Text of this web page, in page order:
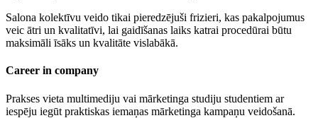
Salona kolektīvu veido tikai pieredzējuši frizieri, kas pakalpojumus
veic ātri un kvalitatīvi, lai gaidīšanas laiks katrai procedūrai būtu
maksimāli īsāks un kvalitāte vislabākā.
Career in company
Prakses vieta multimediju vai mārketinga studiju studentiem ar
iespēju iegūt praktiskas iemaņas mārketinga kampaņu veidošanā.